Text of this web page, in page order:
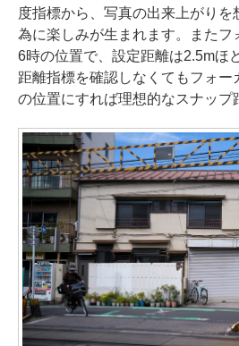
度指標から、写真の出来上がりを
為に楽しみが生まれます。またフ
6時の位置で、設定距離は2.5mほ
距離指標を確認しなくてもフォー
の位置にすれば理想的なスナップ